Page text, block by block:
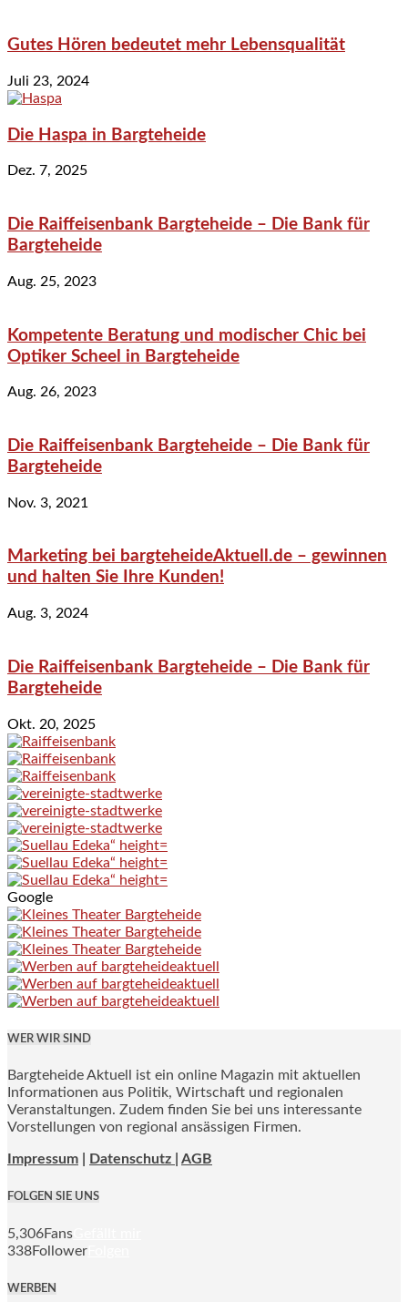
Gutes Hören bedeutet mehr Lebensqualität
Juli 23, 2024
Die Haspa in Bargteheide
Dez. 7, 2025
Die Raiffeisenbank Bargteheide – Die Bank für
Bargteheide
Aug. 25, 2023
Kompetente Beratung und modischer Chic bei
Optiker Scheel in Bargteheide
Aug. 26, 2023
Die Raiffeisenbank Bargteheide – Die Bank für
Bargteheide
Nov. 3, 2021
Marketing bei bargteheideAktuell.de – gewinnen
und halten Sie Ihre Kunden!
Aug. 3, 2024
Die Raiffeisenbank Bargteheide – Die Bank für
Bargteheide
Okt. 20, 2025
Google
WER WIR SIND
Bargteheide Aktuell ist ein online Magazin mit aktuellen
Informationen aus Politik, Wirtschaft und regionalen
Veranstaltungen. Zudem finden Sie bei uns interessante
Vorstellungen von regional ansässigen Firmen.
Impressum Datenschutz | AGB
FOLGEN SIE UNS
5,306Fans
338Follower
WERBEN